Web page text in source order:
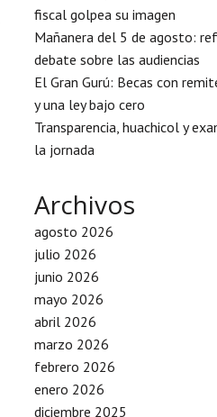
fiscal golpea su imagen
Mañanera del 5 de agosto:
debate sobre las audiencias
El Gran Gurú: Becas con
y una ley bajo cero
Transparencia, huachicol y
la jornada
Archivos
agosto 2026
julio 2026
junio 2026
mayo 2026
abril 2026
marzo 2026
febrero 2026
enero 2026
diciembre 2025